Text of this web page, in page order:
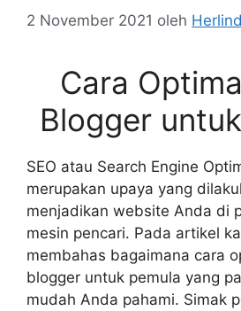
2 November 2021 oleh
Cara
Blogger
SEO atau Search Engine
merupakan upaya yang
menjadikan website Anda di
mesin pencari. Pada artikel
membahas bagaimana cara
blogger untuk pemula yang
mudah Anda pahami. Simak